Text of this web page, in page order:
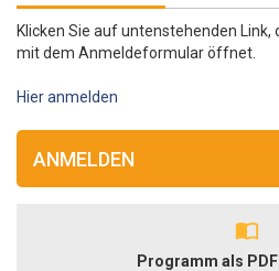
Klicken Sie auf untenstehenden
mit dem Anmeldeformular öffnet.
Hier anmelden
ANMELDEN
Programm als